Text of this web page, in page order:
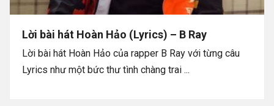
Lời bài hát Hoàn Hảo (Lyrics) – B Ray
Lời bài hát Hoàn Hảo của rapper B Ray với từng câu
Lyrics như một bức thư tình chàng trai ...